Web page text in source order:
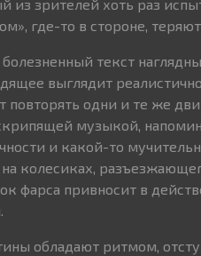
зрителей хоть раз
где-то в стороне,
текст
выглядит
повторять одни и те же
музыкой,
и какой-то
колесиках,
фарса привносит в
обладают ритмом,